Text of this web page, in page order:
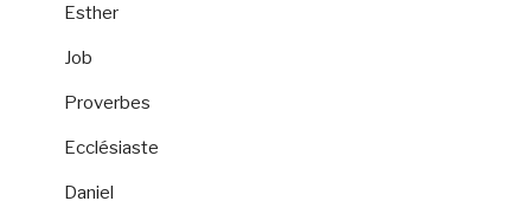
Esther
Job
Proverbes
Ecclésiaste
Daniel